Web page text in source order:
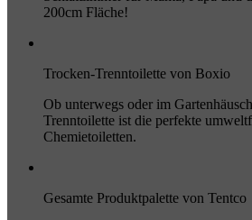
200cm Fläche!
Trocken-Trenntoilette von Boxio
Ob unterwegs oder im
Trenntoilette ist die perfekte
Chemietoiletten.
Gesamte Produktpalette von Tentco